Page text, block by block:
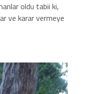
oldu tabii ki,
ve karar vermeye